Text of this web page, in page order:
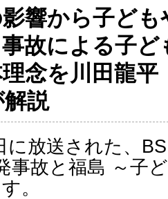
響から子ど
故による子ど
念を川田龍平
説
に放送された、
事故と福島 ～子
。